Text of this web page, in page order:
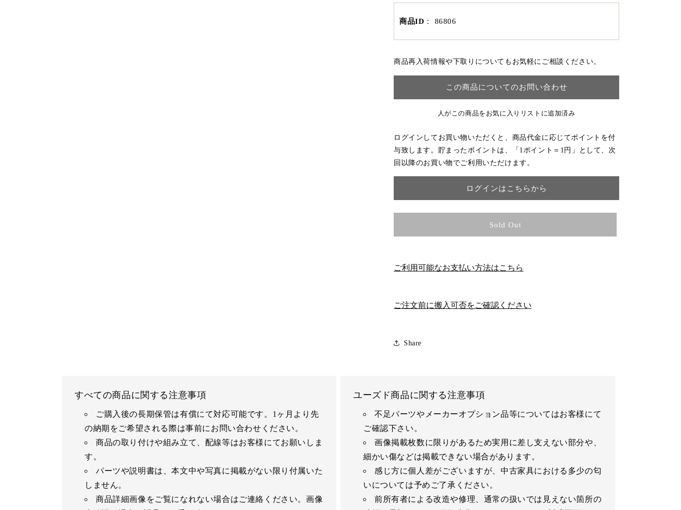
商品ID ： 86806
商品再入荷情報や下取りについてもお気軽にご相談ください。
この商品についてのお問い合わせ
人がこの商品をお気に入りリストに追加済み
ログインしてお買い物いただくと、商品代金に応じてポイントを付
与致します。貯まったポイントは、「1ポイント＝1円」として、次
回以降のお買い物でご利用いただけます。
ログインはこちらから
Sold Out
ご利用可能なお支払い方法はこちら
ご注文前に搬入可否をご確認ください
Share
すべての商品に関する注意事項
ご購入後の長期保管は有償にて対応可能です。1ヶ月より先
の納期をご希望される際は事前にお問い合わせください。
商品の取り付けや組み立て、配線等はお客様にてお願いしま
す。
パーツや説明書は、本文中や写真に掲載がない限り付属いた
しません。
商品詳細画像をご覧になれない場合はご連絡ください。画像
ユーズド商品に関する注意事項
不足パーツやメーカーオプション品等についてはお客様にて
ご確認下さい。
画像掲載枚数に限りがあるため実用に差し支えない部分や、
細かい傷などは掲載できない場合があります。
感じ方に個人差がございますが、中古家具における多少の匂
いについては予めご了承ください。
前所有者による改造や修理、通常の扱いでは見えない箇所の